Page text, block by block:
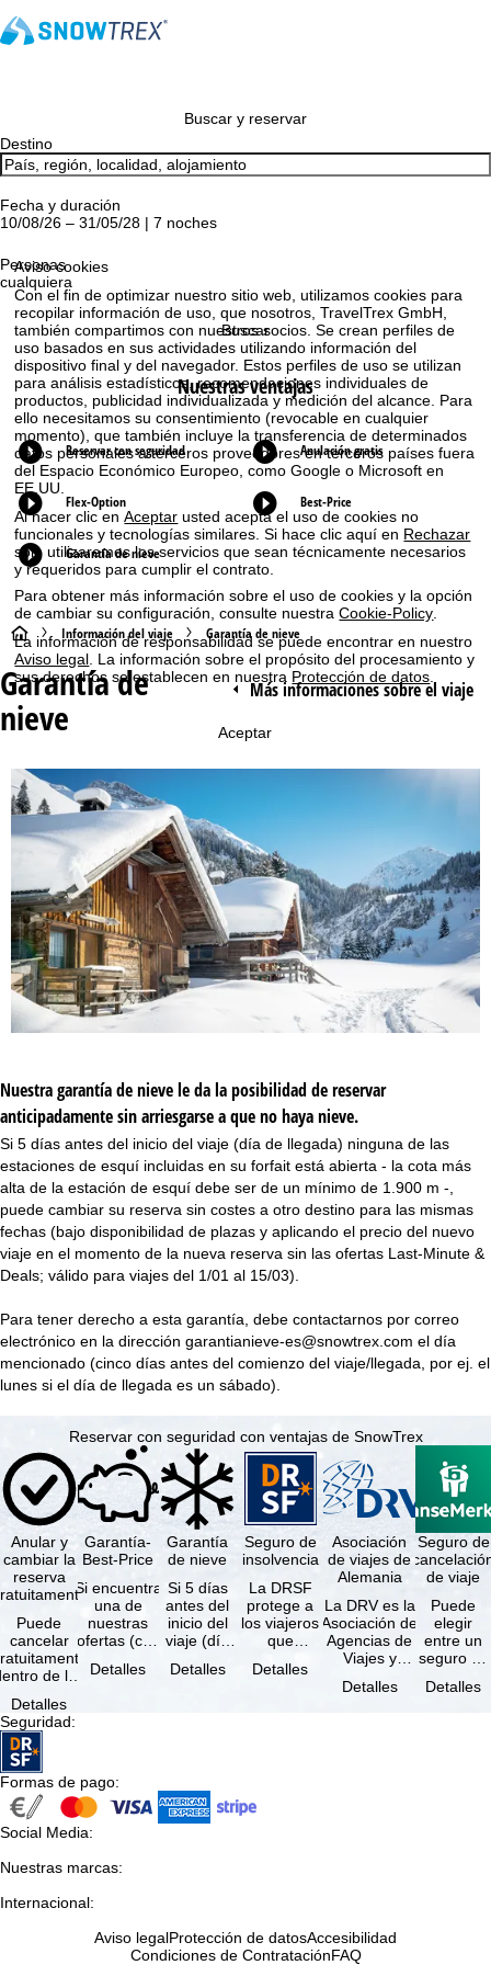
Aviso cookies
Con el fin de optimizar nuestro sitio web, utilizamos cookies para
recopilar información de uso, que nosotros, TravelTrex GmbH,
también compartimos con nuestros socios. Se crean perfiles de
uso basados en sus actividades utilizando información del
dispositivo final y del navegador. Estos perfiles de uso se utilizan
para análisis estadísticos, recomendaciones individuales de
productos, publicidad individualizada y medición del alcance. Para
ello necesitamos su consentimiento (revocable en cualquier
momento), que también incluye la transferencia de determinados
datos personales a terceros proveedores en terceros países fuera
del Espacio Económico Europeo, como Google o Microsoft en
EE.UU.
Al hacer clic enAceptar usted acepta el uso de cookies no
funcionales y tecnologías similares. Si hace clic aquí en Rechazar
solo utilizaremos los servicios que sean técnicamente necesarios
y requeridos para cumplir el contrato.
Para obtener más información sobre el uso de cookies y la opción
de cambiar su configuración, consulte nuestraCookie-Policy.
La información de responsabilidad se puede encontrar en nuestro
Aviso legal. La información sobre el propósito del procesamiento y
sus derechos se establecen en nuestra Protección de datos.
Aceptar
Buscar y reservar
Destino
Fecha y duración
10/08/26 – 31/05/28 | 7 noches
Personas
cualquiera
Buscar
Nuestras ventajas
Reservar con seguridad Anulación gratis
Flex-Option Best-Price
Garantía de nieve
P
á
g
i
n
p
r
i
n
c
i
p
a
l
Información del viaje Garantía de nieve
Más informaciones sobre el viaje
Garantía de
nieve
Nuestra garantía de nieve le da la posibilidad de reservar
anticipadamente sin arriesgarse a que no haya nieve.
Si 5 días antes del inicio del viaje (día de llegada) ninguna de las
estaciones de esquí incluidas en su forfait está abierta - la cota más
alta de la estación de esquí debe ser de un mínimo de 1.900 m -,
puede cambiar su reserva sin costes a otro destino para las mismas
fechas (bajo disponibilidad de plazas y aplicando el precio del nuevo
viaje en el momento de la nueva reserva sin las ofertas Last-Minute &
Deals; válido para viajes del 1/01 al 15/03).
Para tener derecho a esta garantía, debe contactarnos por correo
electrónico en la dirección garantianieve-es@snowtrex.com el día
mencionado (cinco días antes del comienzo del viaje/llegada, por ej. el
lunes si el día de llegada es un sábado).
Reservar con seguridad con ventajas de SnowTrex
Anular y
cambiar la
reserva
Puede
cancelar
de los
a
reserva, …
Detalles
Garantía-
Best-Price
Si encuentra
una de
nuestras
ofertas (con
prestaciones
Detalles
Garantía
de nieve
Si 5 días
antes del
inicio del
viaje (día
ninguna de
Detalles
Seguro de
insolvencia
La DRSF
protege a
los viajeros
que
viaje
Detalles
Asociación
de viajes de
Alemania
La DRV es la
Asociación de
Agencias de
Viajes y
más grande
Detalles
Seguro de
de viaje
Puede
elegir
entre un
seguro de
de viaje
Detalles
Seguridad:
Formas de pago:
Social Media:
Nuestras marcas:
Internacional:
Aviso legalProtección de datosAccesibilidad
Condiciones de ContrataciónFAQ